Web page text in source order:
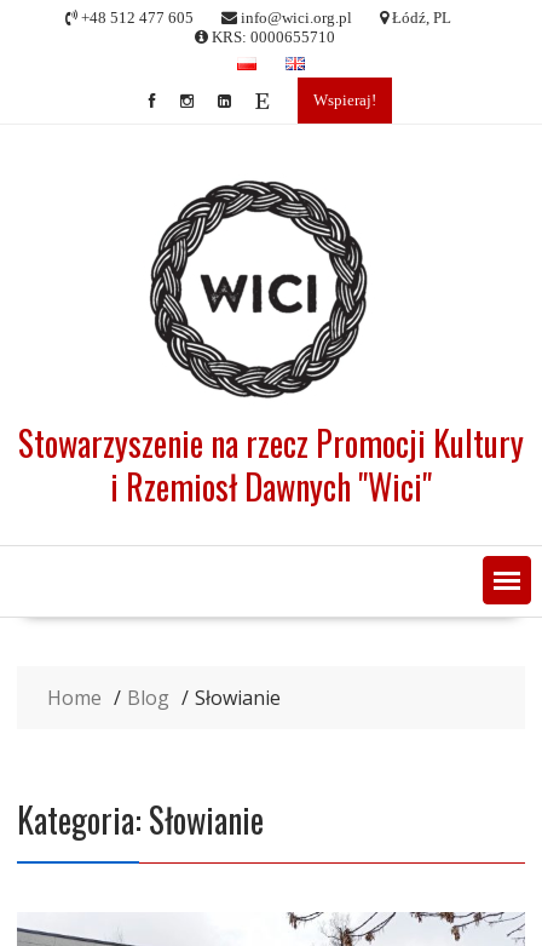
+48 512 477 605 info@wici.org.pl
Łódź, PL
KRS: 0000655710
Wspieraj!
Stowarzyszenie na rzecz Promocji Kultury
i Rzemiosł Dawnych "Wici"
Home Blog Słowianie
Kategoria:Słowianie